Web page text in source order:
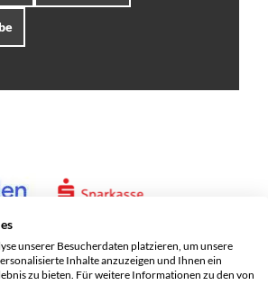
unserer Besucherdaten platzieren, um unsere
Inhalte anzuzeigen und Ihnen ein
zu bieten. Für weitere Informationen zu den von